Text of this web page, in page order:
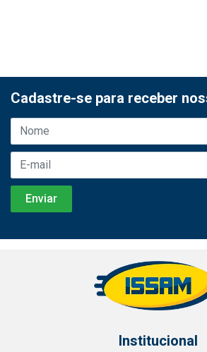
Cadastre-se para receber
Institucional